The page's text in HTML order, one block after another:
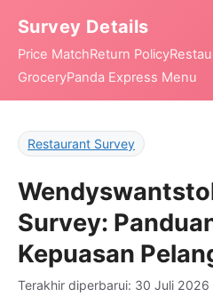
Survey Details
Price MatchReturn Policy
GroceryPanda Express Menu
Restaurant Survey
Survey:
Kepuasan
Terakhir diperbarui: 30 Juli 2026